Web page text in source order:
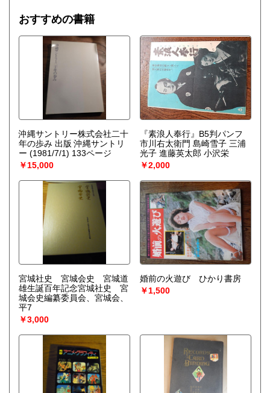
びつけ、ゆらぎの巨視的理論を包含する一般化された熱力学
を作り上げなくてはならない。〉散逸構造の理論で、1977
年、ノーベル化学賞を受賞したプリゴジンの、グランスドル
フとの共著による初期の著作。開放系に現れる構造の問題
を、非平衡熱力学の立場から、物理学、化学、生物学につい
て、統一的な観点からの説明を試みる。
おすすめの書籍
沖縄サントリー株式会社二十
年の歩み 出版 沖縄サントリ
ー (1981/7/1) 133ページ
￥15,000
『素浪人奉行』B5判パンフ
市川右太衛門 島崎雪子 三浦
光子 進藤英太郎 小沢栄
￥2,000
宮城社史 宮城会史 宮城道
雄生誕百年記念宮城社史 宮
城会史編纂委員会、宮城会、
平7
￥3,000
婚前の火遊び ひかり書房
￥1,500